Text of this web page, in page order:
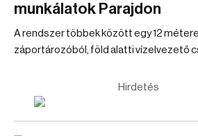
munkálatok Parajdon
A rendszer többek között egy 12
záportározóból, föld alatti vízelvezető
Hirdetés